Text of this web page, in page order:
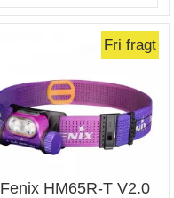
Fri fragt
Fenix HM65R-T V2.0